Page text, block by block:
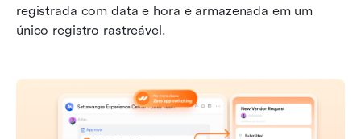
registrada com data e hora e armazenada em um
único registro rastreável.